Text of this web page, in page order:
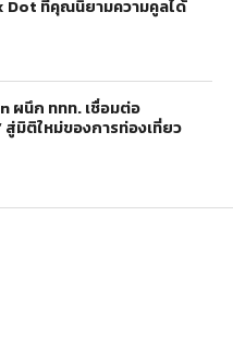
Dot ที่คุณนิยามความคูลได้
ผนึก ททท. เชื่อมต่อ
มิติใหม่ของการท่องเที่ยว